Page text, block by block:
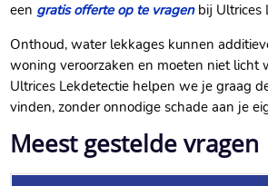
een gratis offerte op te vragenbij Ultrices
Onthoud, water lekkages kunnen
woning veroorzaken en moeten niet licht
Ultrices Lekdetectie helpen we je graag
vinden, zonder onnodige schade aan je
Meest gestelde vragen